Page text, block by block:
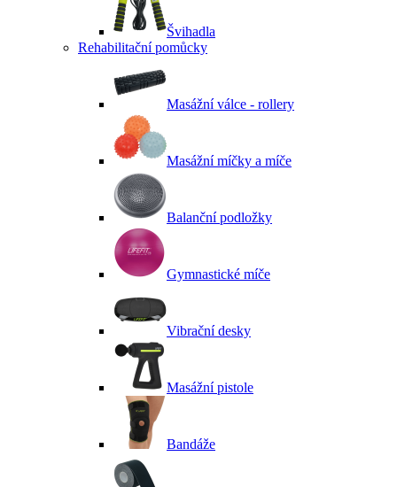
Švihadla
Rehabilitační pomůcky
Masážní válce - rollery
Masážní míčky a míče
Balanční podložky
Gymnastické míče
Vibrační desky
Masážní pistole
Bandáže